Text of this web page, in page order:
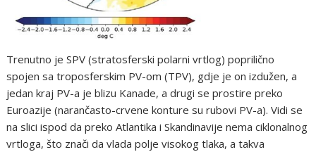
Trenutno je SPV (stratosferski polarni vrtlog) poprilično
spojen sa troposferskim PV-om (TPV), gdje je on izdužen, a
jedan kraj PV-a je blizu Kanade, a drugi se prostire preko
Euroazije (narančasto-crvene konture su rubovi PV-a). Vidi se
na slici ispod da preko Atlantika i Skandinavije nema ciklonalnog
vrtloga, što znači da vlada polje visokog tlaka, a takva